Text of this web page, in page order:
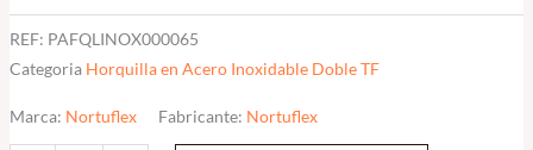
REF: PAFQLINOX000065
Categoria Horquilla en Acero Inoxidable Doble TF
Marca: Nortuflex Fabricante: Nortuflex